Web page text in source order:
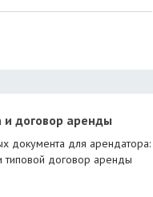
договор аренды
документа для арендатора:
типовой договор аренды